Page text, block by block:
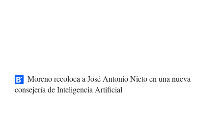
Moreno recoloca a José Antonio Nieto en una nueva
consejería de Inteligencia Artificial